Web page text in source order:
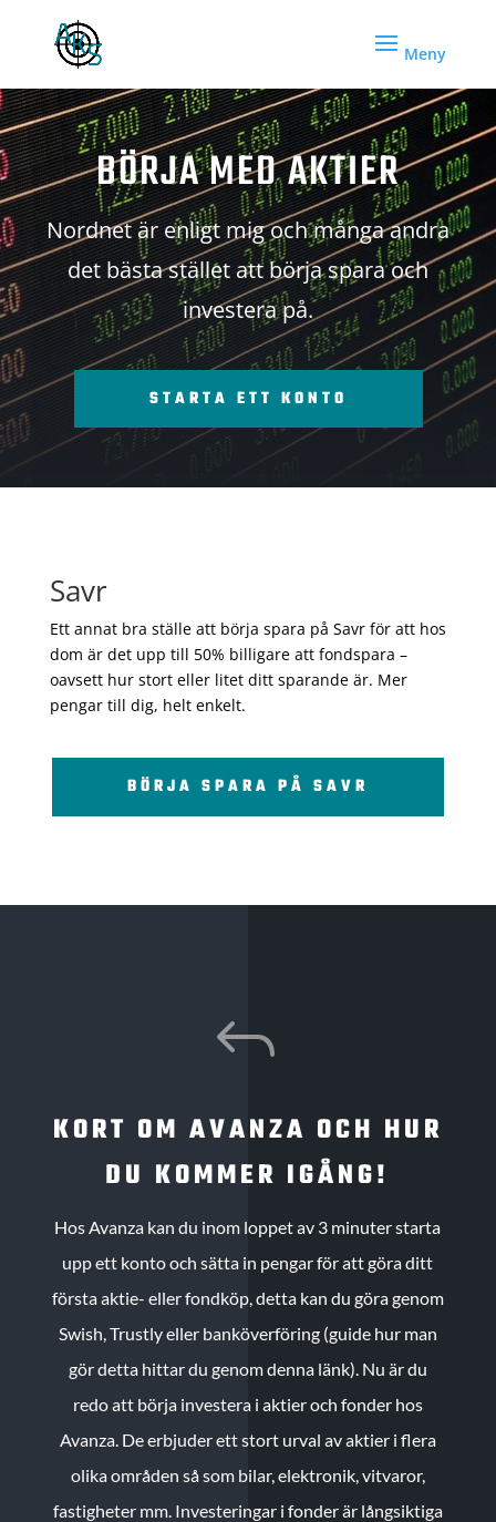
BÖRJA MED AKTIER
Nordnet är enligt mig och många andra
det bästa stället att börja spara och
investera på.
STARTA ETT KONTO
Savr
Ett annat bra ställe att börja spara på Savr för att hos
dom är det upp till 50% billigare att fondspara –
oavsett hur stort eller litet ditt sparande är. Mer
pengar till dig, helt enkelt.
BÖRJA SPARA PÅ SAVR
J
KORT OM AVANZA OCH HUR
DU KOMMER IGÅNG!
Hos Avanza kan du inom loppet av 3 minuter starta
upp ett konto och sätta in pengar för att göra ditt
första aktie- eller fondköp, detta kan du göra genom
Swish, Trustly eller banköverföring (guide hur man
gör detta hittar du genom denna länk). Nu är du
redo att börja investera i aktier och fonder hos
Avanza. De erbjuder ett stort urval av aktier i flera
olika områden så som bilar, elektronik, vitvaror,
fastigheter mm. Investeringar i fonder är långsiktiga